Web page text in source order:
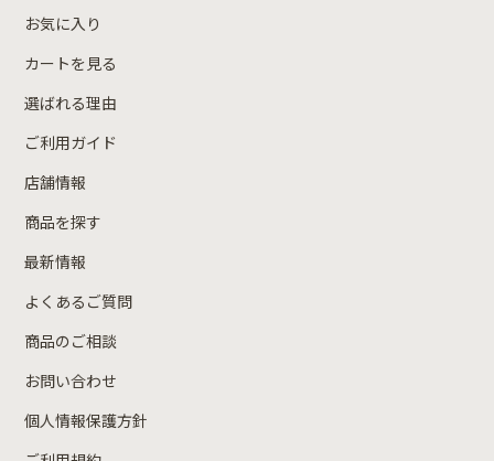
お気に入り
カートを見る
選ばれる理由
ご利用ガイド
店舗情報
商品を探す
最新情報
よくあるご質問
商品のご相談
お問い合わせ
個人情報保護方針